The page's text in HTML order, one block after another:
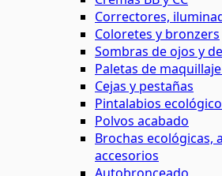
Correctores,
Coloretes y bronzers
Sombras de ojos y
Paletas de
Cejas y pestañas
Pintalabios
Polvos acabado
Brochas ecológicas,
accesorios